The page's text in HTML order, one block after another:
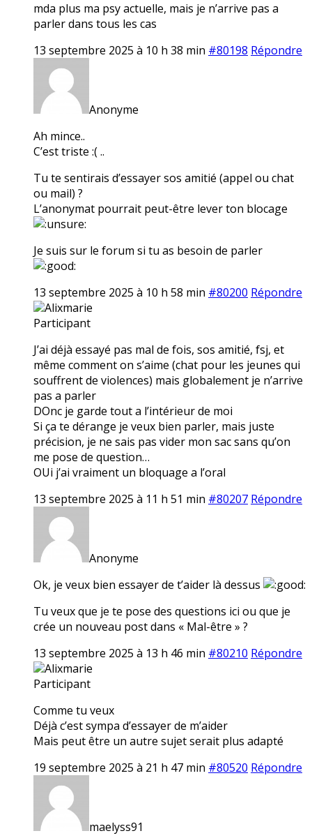
mda plus ma psy actuelle, mais je n’arrive pas a
parler dans tous les cas
13 septembre 2025 à 10 h 38 min #80198 Répondre
Anonyme
Ah mince..
C’est triste :( ..
Tu te sentirais d’essayer sos amitié (appel ou chat
ou mail) ?
L’anonymat pourrait peut-être lever ton blocage
Je suis sur le forum si tu as besoin de parler
13 septembre 2025 à 10 h 58 min #80200 Répondre
Alixmarie
Participant
J’ai déjà essayé pas mal de fois, sos amitié, fsj, et
même comment on s’aime (chat pour les jeunes qui
souffrent de violences) mais globalement je n’arrive
pas a parler
DOnc je garde tout a l’intérieur de moi
Si ça te dérange je veux bien parler, mais juste
précision, je ne sais pas vider mon sac sans qu’on
me pose de question…
OUi j’ai vraiment un bloquage a l’oral
13 septembre 2025 à 11 h 51 min #80207 Répondre
Anonyme
Ok, je veux bien essayer de t’aider là dessus
Tu veux que je te pose des questions ici ou que je
crée un nouveau post dans « Mal-être » ?
13 septembre 2025 à 13 h 46 min #80210 Répondre
Alixmarie
Participant
Comme tu veux
Déjà c’est sympa d’essayer de m’aider
Mais peut être un autre sujet serait plus adapté
19 septembre 2025 à 21 h 47 min #80520 Répondre
maelyss91